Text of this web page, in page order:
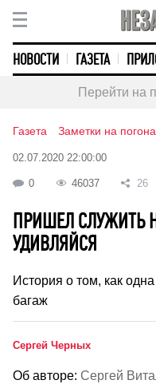
НОВОСТИ ГАЗЕТА
Перейти на
Газета Заметки на
02.07.2020 22:00:00
0 46037 26
ПРИШЕЛ СЛУЖИТЬ
УДИВЛЯЙСЯ
История о том, как
багаж
Сергей Черных
Об авторе: Сергей